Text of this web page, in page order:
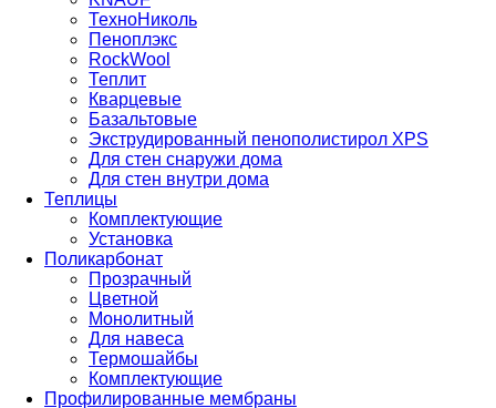
ТехноНиколь
Пеноплэкс
RockWool
Теплит
Кварцевые
Базальтовые
Экструдированный пенополистирол XPS
Для стен снаружи дома
Для стен внутри дома
Теплицы
Комплектующие
Установка
Поликарбонат
Прозрачный
Цветной
Монолитный
Для навеса
Термошайбы
Комплектующие
Профилированные мембраны